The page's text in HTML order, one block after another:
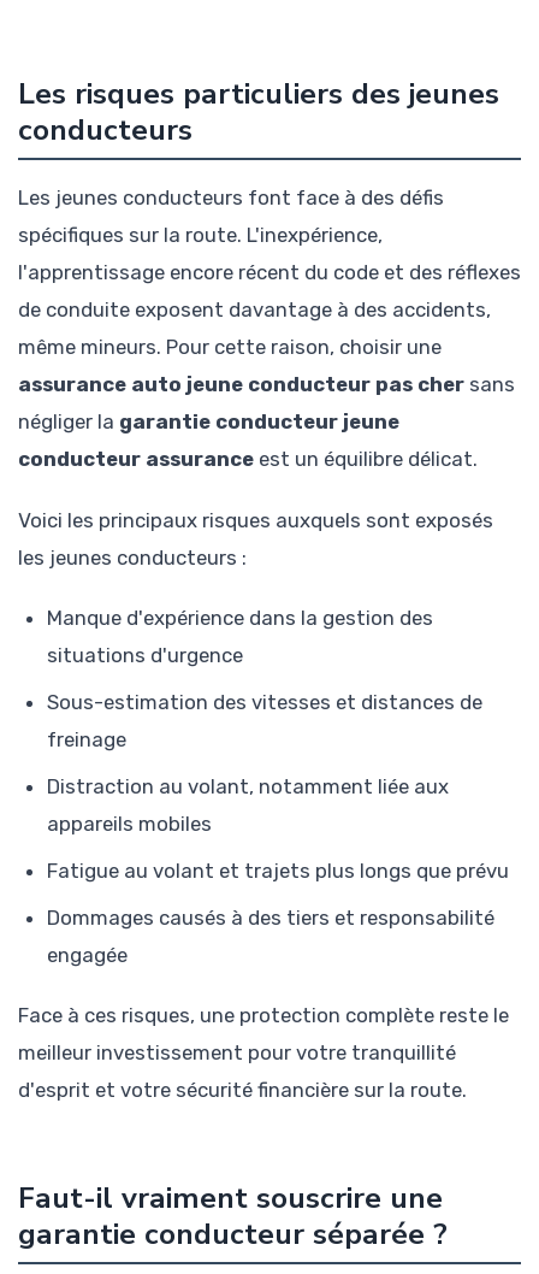
Les risques particuliers des jeunes
conducteurs
Les jeunes conducteurs font face à des défis
spécifiques sur la route. L'inexpérience,
l'apprentissage encore récent du code et des réflexes
de conduite exposent davantage à des accidents,
même mineurs. Pour cette raison, choisir une
assurance auto jeune conducteur pas cher sans
négliger la garantie conducteur jeune
conducteur assurance est un équilibre délicat.
Voici les principaux risques auxquels sont exposés
les jeunes conducteurs :
Manque d'expérience dans la gestion des
situations d'urgence
Sous-estimation des vitesses et distances de
freinage
Distraction au volant, notamment liée aux
appareils mobiles
Fatigue au volant et trajets plus longs que prévu
Dommages causés à des tiers et responsabilité
engagée
Face à ces risques, une protection complète reste le
meilleur investissement pour votre tranquillité
d'esprit et votre sécurité financière sur la route.
Faut-il vraiment souscrire une
garantie conducteur séparée ?